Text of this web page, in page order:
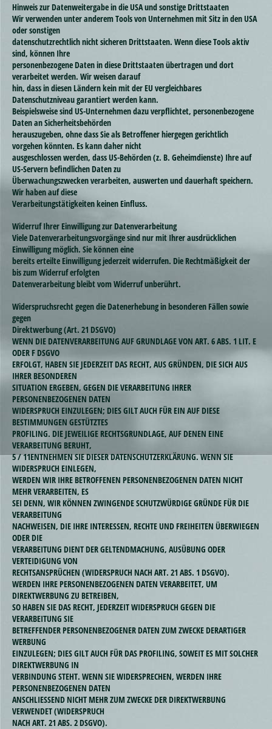
Hinweis zur Datenweitergabe in die USA und sonstige Drittstaaten
Wir verwenden unter anderem Tools von Unternehmen mit Sitz in den USA
oder sonstigen
datenschutzrechtlich nicht sicheren Drittstaaten. Wenn diese Tools aktiv
sind, können Ihre
personenbezogene Daten in diese Drittstaaten übertragen und dort
verarbeitet werden. Wir weisen darauf
hin, dass in diesen Ländern kein mit der EU vergleichbares
Datenschutzniveau garantiert werden kann.
Beispielsweise sind US-Unternehmen dazu verpflichtet, personenbezogene
Daten an Sicherheitsbehörden
herauszugeben, ohne dass Sie als Betroffener hiergegen gerichtlich
vorgehen könnten. Es kann daher nicht
ausgeschlossen werden, dass US-Behörden (z. B. Geheimdienste) Ihre auf
US-Servern befindlichen Daten zu
Überwachungszwecken verarbeiten, auswerten und dauerhaft speichern.
Wir haben auf diese
Verarbeitungstätigkeiten keinen Einfluss.
Widerruf Ihrer Einwilligung zur Datenverarbeitung
Viele Datenverarbeitungsvorgänge sind nur mit Ihrer ausdrücklichen
Einwilligung möglich. Sie können eine
bereits erteilte Einwilligung jederzeit widerrufen. Die Rechtmäßigkeit der
bis zum Widerruf erfolgten
Datenverarbeitung bleibt vom Widerruf unberührt.
Widerspruchsrecht gegen die Datenerhebung in besonderen Fällen sowie
gegen
Direktwerbung (Art. 21 DSGVO)
WENN DIE DATENVERARBEITUNG AUF GRUNDLAGE VON ART. 6 ABS. 1 LIT. E
ODER F DSGVO
ERFOLGT, HABEN SIE JEDERZEIT DAS RECHT, AUS GRÜNDEN, DIE SICH AUS
IHRER BESONDEREN
SITUATION ERGEBEN, GEGEN DIE VERARBEITUNG IHRER
PERSONENBEZOGENEN DATEN
WIDERSPRUCH EINZULEGEN; DIES GILT AUCH FÜR EIN AUF DIESE
BESTIMMUNGEN GESTÜTZTES
PROFILING. DIE JEWEILIGE RECHTSGRUNDLAGE, AUF DENEN EINE
VERARBEITUNG BERUHT,
5 / 11ENTNEHMEN SIE DIESER DATENSCHUTZERKLÄRUNG. WENN SIE
WIDERSPRUCH EINLEGEN,
WERDEN WIR IHRE BETROFFENEN PERSONENBEZOGENEN DATEN NICHT
MEHR VERARBEITEN, ES
SEI DENN, WIR KÖNNEN ZWINGENDE SCHUTZWÜRDIGE GRÜNDE FÜR DIE
VERARBEITUNG
NACHWEISEN, DIE IHRE INTERESSEN, RECHTE UND FREIHEITEN ÜBERWIEGEN
ODER DIE
VERARBEITUNG DIENT DER GELTENDMACHUNG, AUSÜBUNG ODER
VERTEIDIGUNG VON
RECHTSANSPRÜCHEN (WIDERSPRUCH NACH ART. 21 ABS. 1 DSGVO).
WERDEN IHRE PERSONENBEZOGENEN DATEN VERARBEITET, UM
DIREKTWERBUNG ZU BETREIBEN,
SO HABEN SIE DAS RECHT, JEDERZEIT WIDERSPRUCH GEGEN DIE
VERARBEITUNG SIE
BETREFFENDER PERSONENBEZOGENER DATEN ZUM ZWECKE DERARTIGER
WERBUNG
EINZULEGEN; DIES GILT AUCH FÜR DAS PROFILING, SOWEIT ES MIT SOLCHER
DIREKTWERBUNG IN
VERBINDUNG STEHT. WENN SIE WIDERSPRECHEN, WERDEN IHRE
PERSONENBEZOGENEN DATEN
ANSCHLIESSEND NICHT MEHR ZUM ZWECKE DER DIREKTWERBUNG
VERWENDET (WIDERSPRUCH
NACH ART. 21 ABS. 2 DSGVO).